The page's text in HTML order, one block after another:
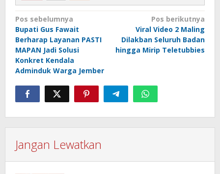
Navigasi
pos
Pos sebelumnya
Bupati Gus Fawait
Berharap Layanan PASTI
MAPAN Jadi Solusi
Konkret Kendala
Adminduk Warga Jember
Pos berikutnya
Viral Video 2 Maling
Dilakban Seluruh Badan
hingga Mirip Teletubbies
Jangan Lewatkan